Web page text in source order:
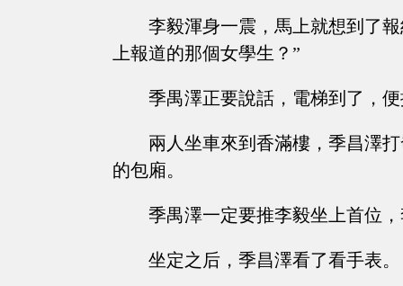
李毅渾身一震，馬上就想到了
上報道的那個女學生？”
季禺澤正要說話，電梯到了，
兩人坐車來到香滿樓，季昌澤
的包廂。
季禺澤一定要推李毅坐上首位
坐定之后，季昌澤看了看手表。